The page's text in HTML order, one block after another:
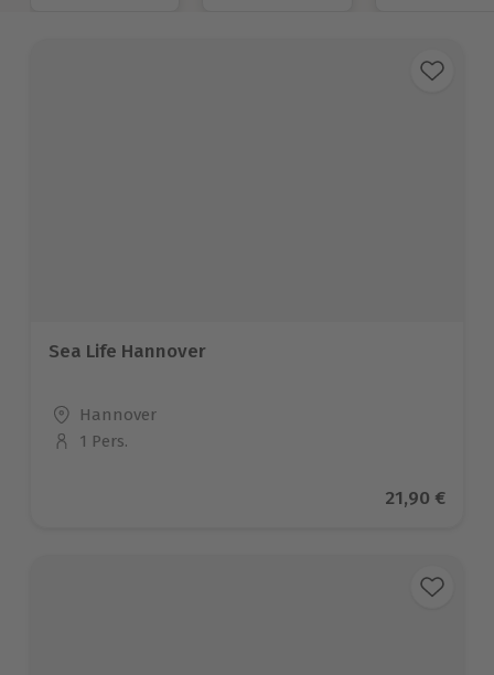
Sea Life Hannover
Standort
Hannover
Anzahl der Teilnehmer
1 Pers.
Aktueller
21,90 €